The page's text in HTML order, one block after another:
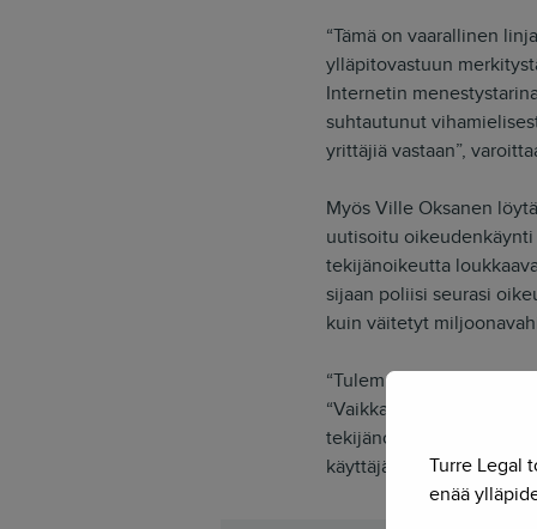
“Tämä on vaarallinen
ylläpitovastuun
Internetin
suhtautunut
yrittäjiä vastaan”,
Myös Ville Oksanen
uutisoitu
tekijänoikeutta
sijaan poliisi seurasi
kuin väitetyt
“Tulemme kaikella
“Vaikka käräjäoikeuden
tekijänoikeuslakia
käyttäjät Internetissä
Turre Legal
enää